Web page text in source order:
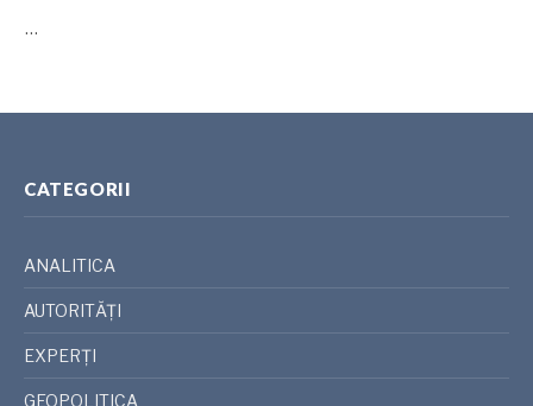
…
CATEGORII
ANALITICA
AUTORITĂȚI
EXPERȚI
GEOPOLITICA